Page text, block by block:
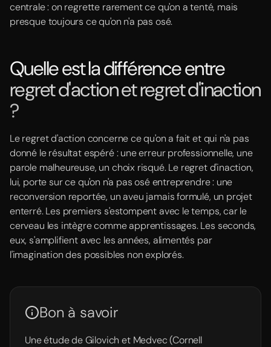
centrale : on regrette rarement ce qu'on a tenté, mais
presque toujours ce qu'on n'a pas osé.
Quelle est la différence entre
regret d'action et regret d'inaction
?
Le regret d'action concerne ce qu'on a fait et qui n'a pas
donné le résultat espéré : une erreur professionnelle, une
parole malheureuse, un choix risqué. Le regret d'inaction,
lui, porte sur ce qu'on n'a pas osé entreprendre : une
reconversion reportée, un aveu jamais formulé, un projet
enterré. Les premiers s'estompent avec le temps, car le
cerveau les intègre comme apprentissages. Les seconds,
eux, s'amplifient avec les années, alimentés par
l'imagination des possibles non explorés.
Bon à savoir
Une étude de Gilovich et Medvec (Cornell